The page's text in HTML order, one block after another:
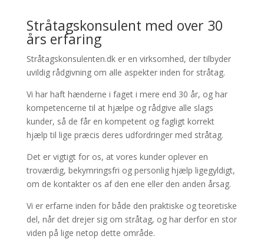
Stråtagskonsulent med over 30
års erfaring
Stråtagskonsulenten.dk er en virksomhed, der tilbyder
uvildig rådgivning om alle aspekter inden for stråtag.
Vi har haft hænderne i faget i mere end 30 år, og har
kompetencerne til at hjælpe og rådgive alle slags
kunder, så de får en kompetent og fagligt korrekt
hjælp til lige præcis deres udfordringer med stråtag.
Det er vigtigt for os, at vores kunder oplever en
troværdig, bekymringsfri og personlig hjælp ligegyldigt,
om de kontakter os af den ene eller den anden årsag.
Vi er erfarne inden for både den praktiske og teoretiske
del, når det drejer sig om stråtag, og har derfor en stor
viden på lige netop dette område.